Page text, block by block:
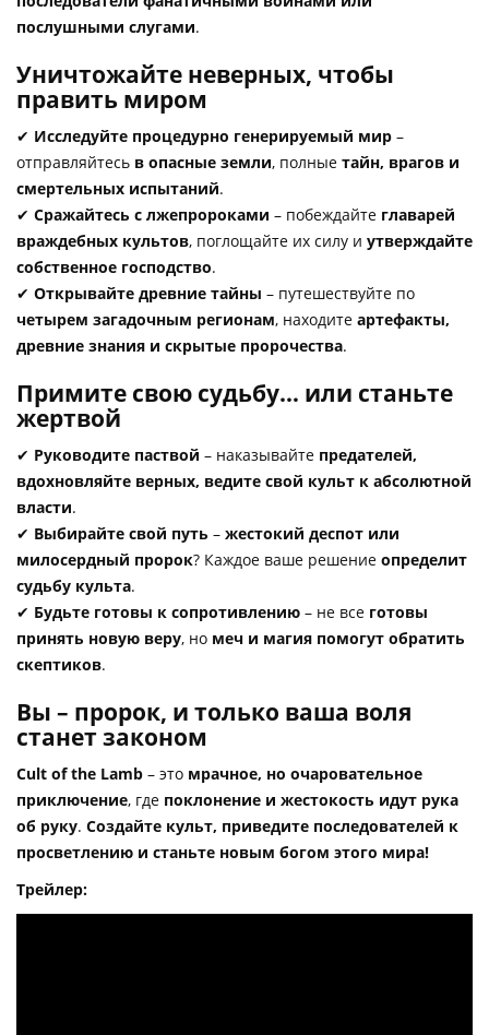
послушными слугами.
Уничтожайте неверных, чтобы
править миром
✔ Исследуйте процедурно генерируемый мир –
отправляйтесь в опасные земли, полные тайн, врагов и
смертельных испытаний.
✔ Сражайтесь с лжепророками – побеждайте главарей
враждебных культов, поглощайте их силу и утверждайте
собственное господство.
✔ Открывайте древние тайны – путешествуйте по
четырем загадочным регионам, находите артефакты,
древние знания и скрытые пророчества.
Примите свою судьбу… или станьте
жертвой
✔ Руководите паствой – наказывайте предателей,
вдохновляйте верных, ведите свой культ к абсолютной
власти.
✔ Выбирайте свой путь – жестокий деспот или
милосердный пророк? Каждое ваше решение определит
судьбу культа.
✔ Будьте готовы к сопротивлению – не все готовы
принять новую веру, но меч и магия помогут обратить
скептиков.
Вы – пророк, и только ваша воля
станет законом
Cult of the Lamb – это мрачное, но очаровательное
приключение, где поклонение и жестокость идут рука
об руку. Создайте культ, приведите последователей к
просветлению и станьте новым богом этого мира!
Трейлер: